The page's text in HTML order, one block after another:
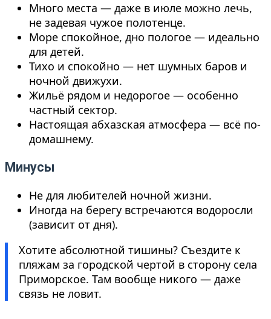
Много места — даже в июле можно лечь,
не задевая чужое полотенце.
Море спокойное, дно пологое — идеально
для детей.
Тихо и спокойно — нет шумных баров и
ночной движухи.
Жильё рядом и недорогое — особенно
частный сектор.
Настоящая абхазская атмосфера — всё по-
домашнему.
Минусы
Не для любителей ночной жизни.
Иногда на берегу встречаются водоросли
(зависит от дня).
Хотите абсолютной тишины? Съездите к
пляжам за городской чертой в сторону села
Приморское. Там вообще никого — даже
связь не ловит.